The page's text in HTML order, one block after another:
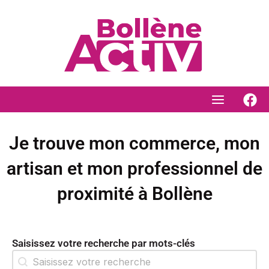
Je trouve mon commerce, mon
artisan et mon professionnel de
proximité à Bollène
Saisissez votre recherche par mots-clés
Recherche-2
Rechercher